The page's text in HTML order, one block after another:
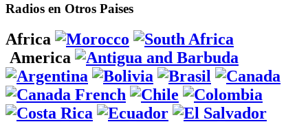
Radios en Otros Paises
Africa
America